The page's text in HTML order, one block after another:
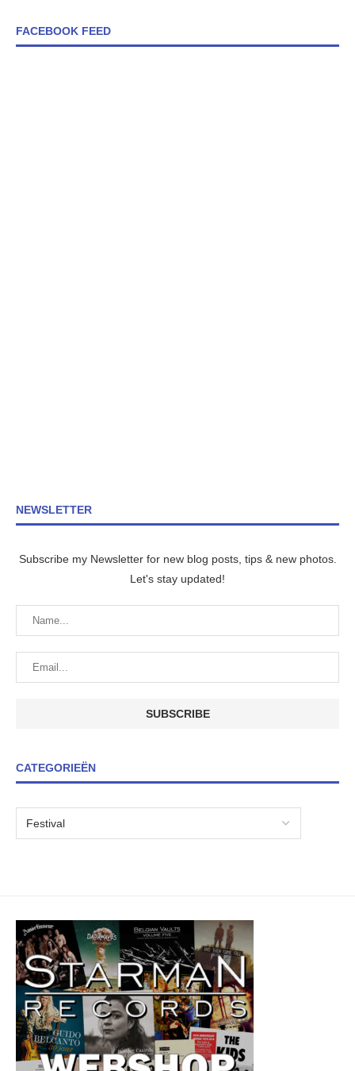
FACEBOOK FEED
NEWSLETTER
Subscribe my Newsletter for new blog posts, tips & new photos.
Let's stay updated!
CATEGORIEËN